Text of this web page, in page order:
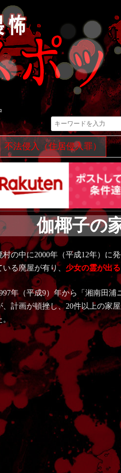
コ
ン
テ
ン
へ
ス
キ
プ
不法侵入（住居侵入罪）
伽椰子の
村の中に2000年（平成12年）に
いる廃屋が有り、 少女の霊が出る
年（平成9）年から「湘南田
、計画が頓挫し、20件以上の家